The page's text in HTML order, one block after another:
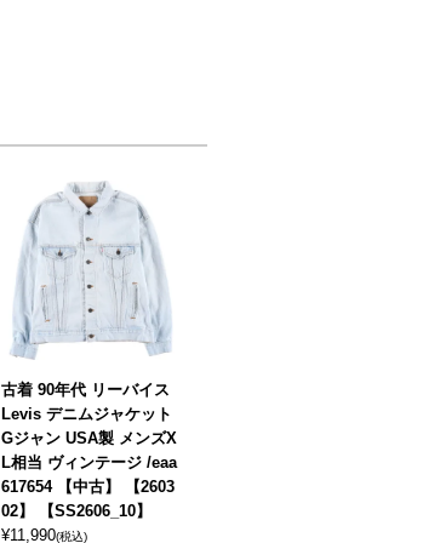
古着 90年代 リーバイス
Levis デニムジャケット
Gジャン USA製 メンズX
L相当 ヴィンテージ /eaa
617654 【中古】 【2603
02】 【SS2606_10】
¥11,990(税込)